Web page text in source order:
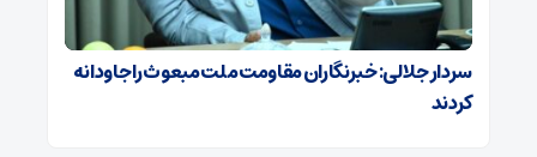
سردار جلالی: خبرنگاران مقاومت ملت مبعوث را جاودانه
کردند